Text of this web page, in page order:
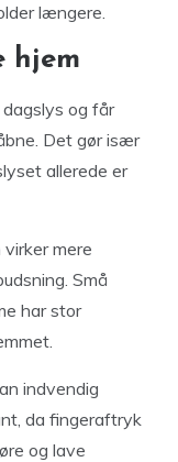
længere.
hjem
og får
Det gør især
allerede er
mere
Små
har stor
indvendig
da fingeraftryk
og lave